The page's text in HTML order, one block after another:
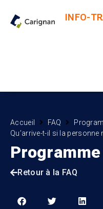
INFO-
Accueil FAQ
Qu’arrive-t-il si la personne
Programme
Retour à la FAQ